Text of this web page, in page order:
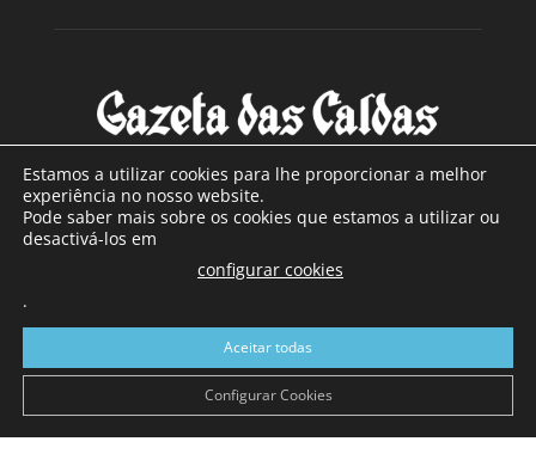
SOBRE NÓS
Com sede nas Caldas da Rainha e mais de 90 anos de
a sul de distrito de Leiria, com mais de 40.000 leitores por
toda a região Oeste. Jornal com distribuição em Portugal
Continental e assinatura online.
Estamos a utilizar cookies para lhe proporcionar a melhor
experiência no nosso website.
Pode saber mais sobre os cookies que estamos a utilizar ou
desactivá-los em
configurar cookies
.
Aceitar todas
Configurar Cookies